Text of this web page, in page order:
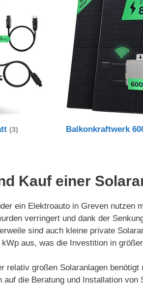
(3) Balkonkraftwerk
Kauf einer
ein Elektroauto in Greven
verringert und dank der
sind auch kleine private
aus, was die Investition in
relativ großen Solaranlagen
auf die Beratung und Installation